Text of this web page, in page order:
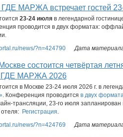
МАРЖА встречает гостей
23-24 июля в легендарной
проводится в двух форматах:
news/?n=424790
Дата
состоится четвёртая
ГДЕ МАРЖА 2026
в Москве 23-24 июля 2026 г. в
. Конференция проводится в двух
трансляции, 23-го июля запланирован
Регистрация.
news/?n=424769
Дата